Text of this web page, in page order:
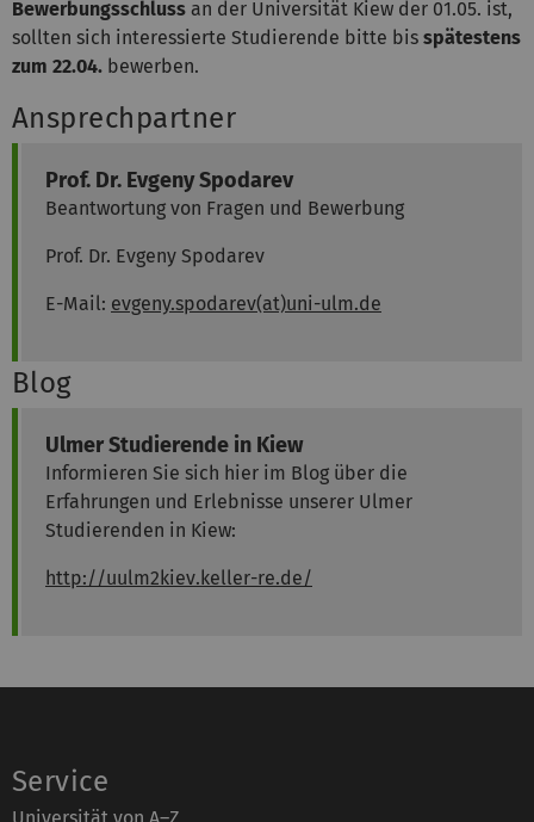
Bewerbungsschluss an der Universität Kiew der 01.05. ist,
sollten sich interessierte Studierende bitte bis spätestens
zum 22.04. bewerben.
Ansprechpartner
Prof. Dr. Evgeny Spodarev
Beantwortung von Fragen und Bewerbung
Prof. Dr. Evgeny Spodarev
E-Mail: evgeny.spodarev(at)uni-ulm.de
Blog
Ulmer Studierende in Kiew
Informieren Sie sich hier im Blog über die
Erfahrungen und Erlebnisse unserer Ulmer
Studierenden in Kiew:
http://uulm2kiev.keller-re.de/
Service
Universität von A–Z